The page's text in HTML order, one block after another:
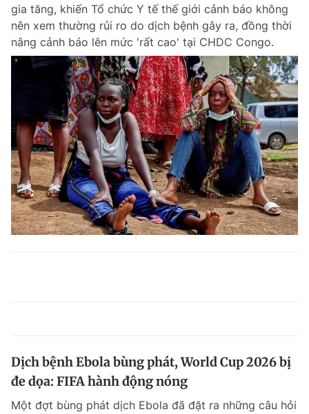
gia tăng, khiến Tổ chức Y tế thế giới cảnh báo không
nên xem thường rủi ro do dịch bệnh gây ra, đồng thời
nâng cảnh báo lên mức 'rất cao' tại CHDC Congo.
Dịch bệnh Ebola bùng phát, World Cup 2026 bị
đe dọa: FIFA hành động nóng
Một đợt bùng phát dịch Ebola đã đặt ra những câu hỏi